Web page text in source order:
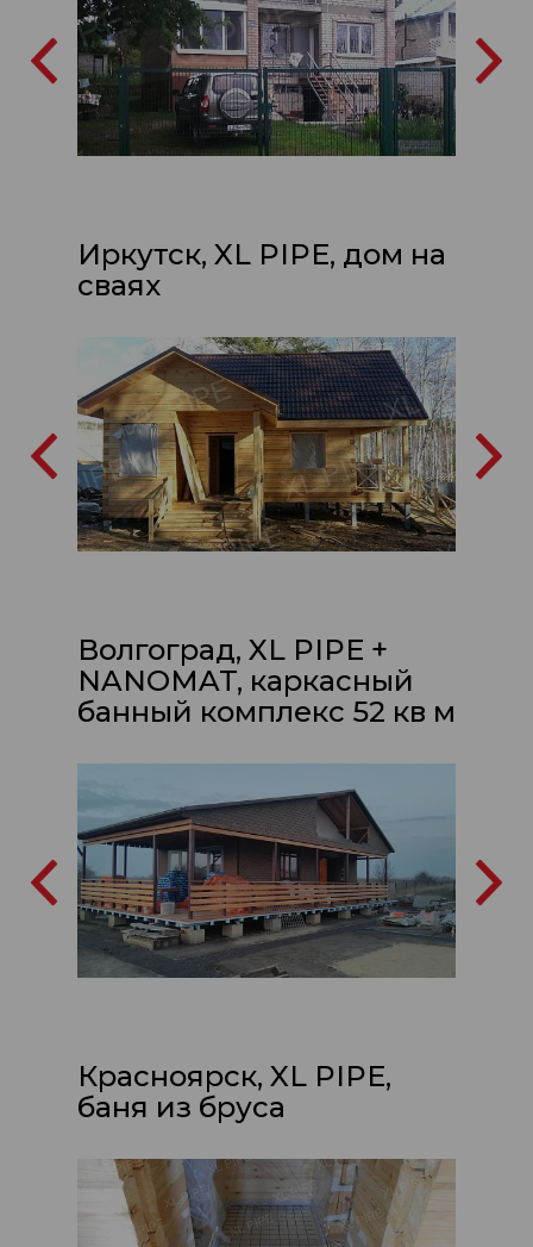
Иркутск, XL PIPE, дом на
сваях
Волгоград, XL PIPE +
NANOMAT, каркасный
банный комплекс 52 кв м
Красноярск, XL PIPE,
баня из бруса